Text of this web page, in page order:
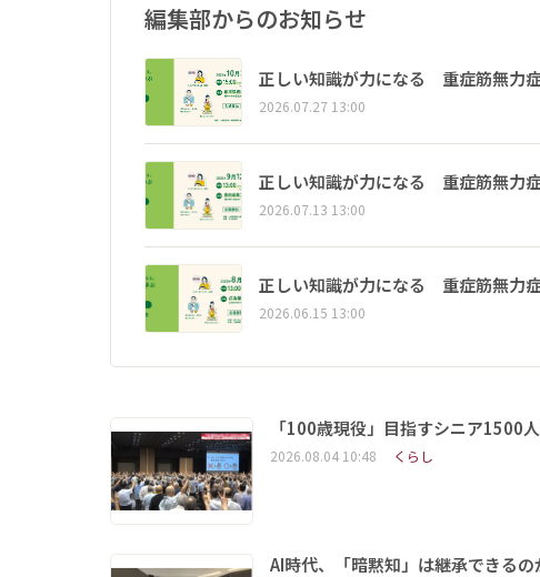
編集部からのお知らせ
正しい知識が力になる 重症筋無力
2026.07.27 13:00
正しい知識が力になる 重症筋無力
2026.07.13 13:00
正しい知識が力になる 重症筋無力
2026.06.15 13:00
「100歳現役」目指すシニア
2026.08.04 10:48 くらし
AI時代、「暗黙知」は継承できる